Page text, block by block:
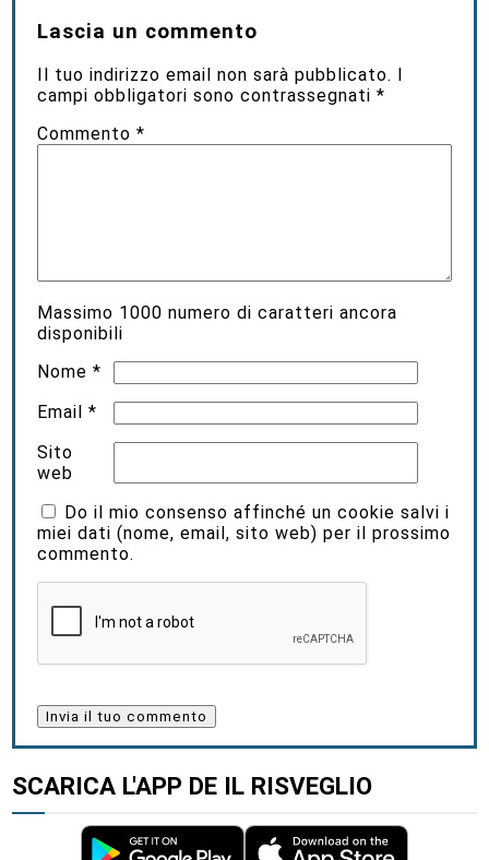
Lascia un commento
Il tuo indirizzo email non sarà pubblicato. I
campi obbligatori sono contrassegnati*
Commento*
Massimo 1000 numero di caratteri ancora
disponibili
Nome*
Email*
Sito
web
Do il mio consenso affinché un cookie salvi i
miei dati (nome, email, sito web) per il prossimo
commento.
SCARICA L'APP DE IL RISVEGLIO